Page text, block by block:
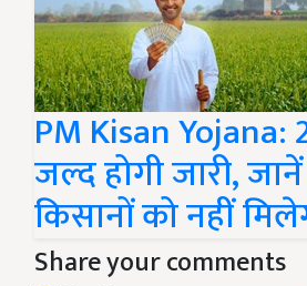
PM Kisan Yojana:
जल्द होगी जारी,
किसानों को नहीं
Share your comments